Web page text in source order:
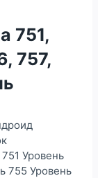
751,
757,
Уровень
755 Уровень